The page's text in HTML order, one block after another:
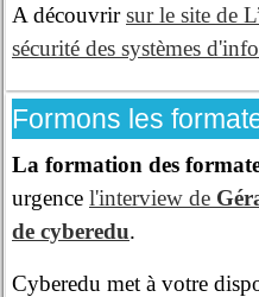
A découvrirsur le site de
sécurité des systèmes
Formons les
La formation des
urgence l'interview de
de cyberedu.
Cyberedu met à votre